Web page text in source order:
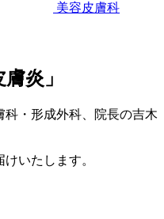
美容皮膚科
炎」
・形成外科、院長の吉木
いたします。